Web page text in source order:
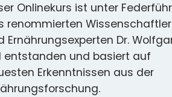
Onlinekurs ist unter
renommierten
Ernährungsexperten Dr.
entstanden und basiert auf
Erkenntnissen aus der